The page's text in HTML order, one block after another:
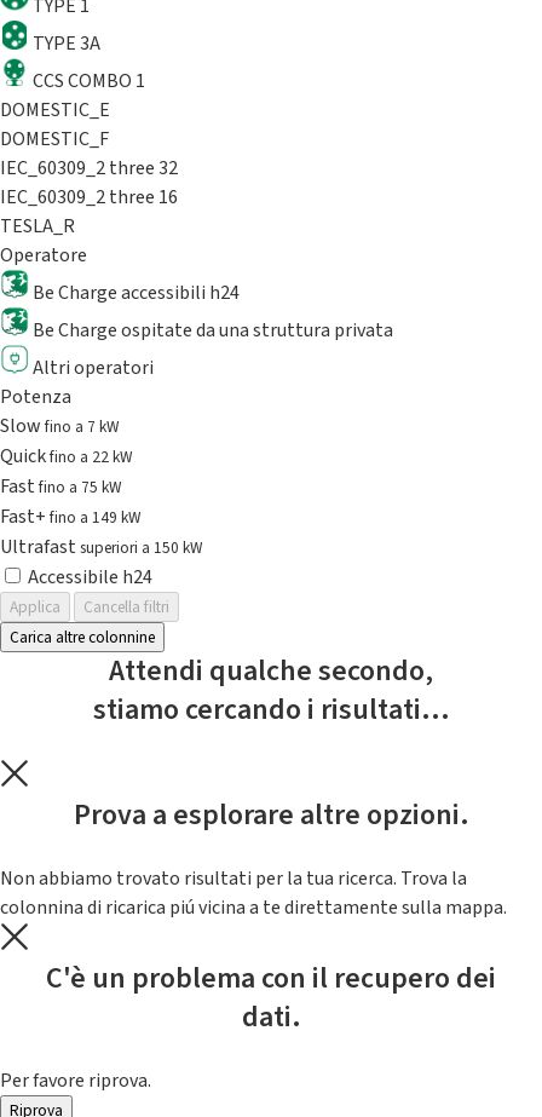
TYPE 1
TYPE 3A
CCS COMBO 1
DOMESTIC_E
DOMESTIC_F
IEC_60309_2 three 32
IEC_60309_2 three 16
TESLA_R
Operatore
Be Charge accessibili h24
Be Charge ospitate da una struttura privata
Altri operatori
Potenza
Slowfino a 7 kW
Quickfino a 22 kW
Fastfino a 75 kW
Fast+fino a 149 kW
Ultrafast superiori a 150 kW
Accessibile h24
Applica
Cancella filtri
Carica altre colonnine
Attendi qualche secondo,
stiamo cercando i risultati...
Prova a esplorare altre opzioni.
Non abbiamo trovato risultati per la tua ricerca. Trova la
colonnina di ricarica piú vicina a te direttamente sulla mappa.
C'è un problema con il recupero dei
dati.
Per favore riprova.
Riprova